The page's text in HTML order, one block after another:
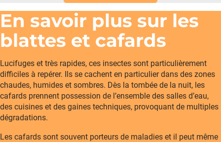
En savoir plus sur les
blattes et cafards
Lucifuges et très rapides, ces insectes sont particulièrement
difficiles à repérer. Ils se cachent en particulier dans des zones
chaudes, humides et sombres. Dès la tombée de la nuit, les
cafards prennent possession de l’ensemble des salles d’eau,
des cuisines et des gaines techniques, provoquant de multiples
dégradations.
Les cafards sont souvent porteurs de maladies et il peut même